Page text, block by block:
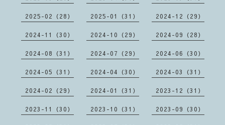
2025-02（28） 2025-01（31） 2024-12（29）
2024-11（30） 2024-10（29） 2024-09（28）
2024-08（31） 2024-07（29） 2024-06（30）
2024-05（31） 2024-04（30） 2024-03（31）
2024-02（29） 2024-01（31） 2023-12（31）
2023-11（30） 2023-10（31） 2023-09（30）